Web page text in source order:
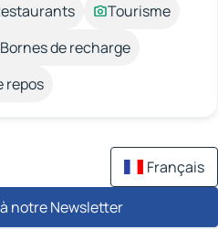
Tourisme
Bornes de recharge
repos
Français
notre Newsletter